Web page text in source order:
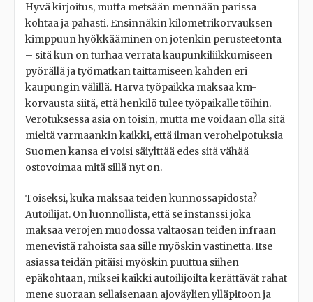
Hyvä kirjoitus, mutta metsään mennään parissa
kohtaa ja pahasti. Ensinnäkin kilometrikorvauksen
kimppuun hyökkääminen on jotenkin perusteetonta
– sitä kun on turhaa verrata kaupunkiliikkumiseen
pyörällä ja työmatkan taittamiseen kahden eri
kaupungin välillä. Harva työpaikka maksaa km-
korvausta siitä, että henkilö tulee työpaikalle töihin.
Verotuksessa asia on toisin, mutta me voidaan olla sitä
mieltä varmaankin kaikki, että ilman verohelpotuksia
Suomen kansa ei voisi säiylttää edes sitä vähää
ostovoimaa mitä sillä nyt on.
Toiseksi, kuka maksaa teiden kunnossapidosta?
Autoilijat. On luonnollista, että se instanssi joka
maksaa verojen muodossa valtaosan teiden infraan
menevistä rahoista saa sille myöskin vastinetta. Itse
asiassa teidän pitäisi myöskin puuttua siihen
epäkohtaan, miksei kaikki autoilijoilta kerättävät rahat
mene suoraan sellaisenaan ajoväylien ylläpitoon ja